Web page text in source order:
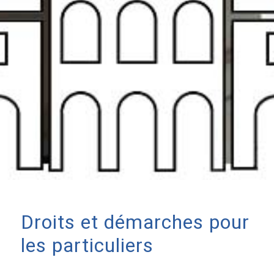
Droits et démarches pour
les particuliers